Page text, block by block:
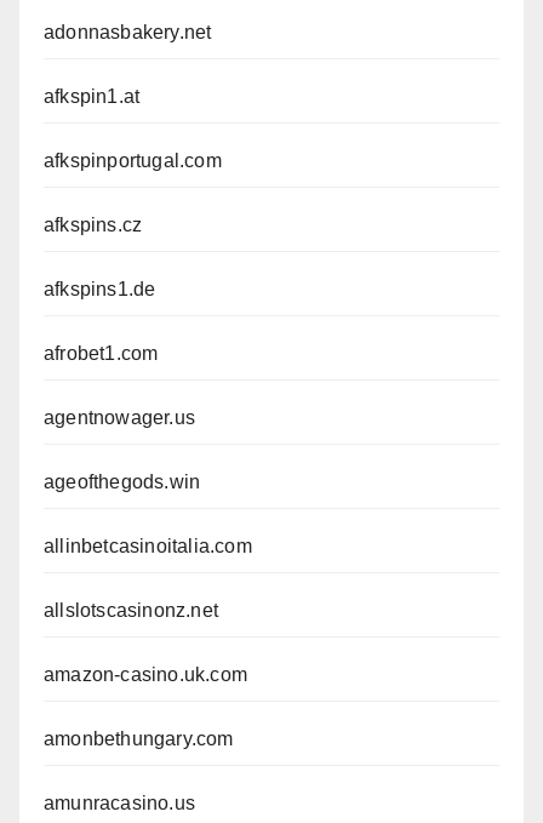
adonnasbakery.net
afkspin1.at
afkspinportugal.com
afkspins.cz
afkspins1.de
afrobet1.com
agentnowager.us
ageofthegods.win
allinbetcasinoitalia.com
allslotscasinonz.net
amazon-casino.uk.com
amonbethungary.com
amunracasino.us